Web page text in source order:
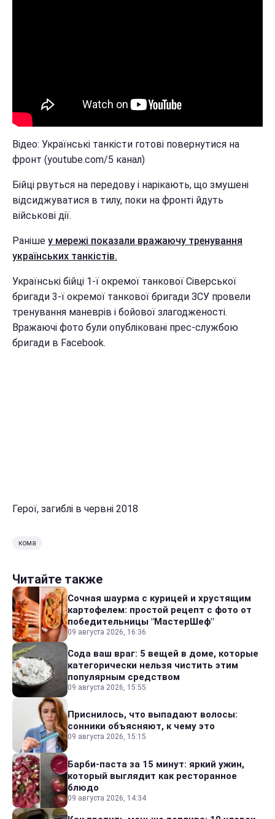
Відео: Українські танкісти готові повернутися на
фронт (youtube.com/5 канал)
Бійці рвуться на передову і нарікають, що змушені
відсиджуватися в тилу, поки на фронті йдуть
військові дії.
Раніше у мережі показали вражаючу тренування
українських танкістів.
Українські бійці 1-ї окремої танкової Сіверської
бригади 3-ї окремої танкової бригади ЗСУ провели
тренування маневрів і бойової злагодженості.
Вражаючі фото були опубліковані прес-службою
бригади в Facebook.
Герої, загиблі в червні 2018
кома
Читайте также
Сочная шаурма с курицей и хрустящим
картофелем: простой рецепт с фото от
победительницы "МастерШеф"
09 августа 2026, 16:36
Сода ваш враг: 5 вещей в доме, которые
категорически нельзя чистить этим
популярным средством
09 августа 2026, 15:55
Приснилось, что выпадают волосы:
сонники объясняют, к чему это
09 августа 2026, 15:15
Барби-паста за 15 минут: яркий ужин,
который выглядит как ресторанное
блюдо
09 августа 2026, 14:34